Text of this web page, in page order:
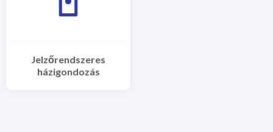
Jelzőrendszeres
házigondozás